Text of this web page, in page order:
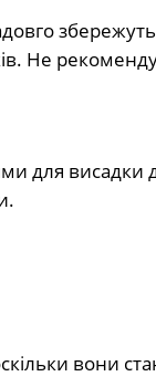
Не
для висадки
вони